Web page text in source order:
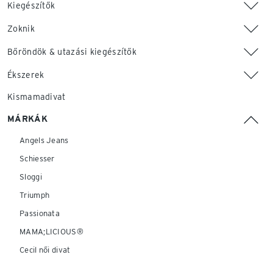
Kiegészítők
Zoknik
Bőröndök & utazási kiegészítők
Ékszerek
Kismamadivat
MÁRKÁK
Angels Jeans
Schiesser
Sloggi
Triumph
Passionata
MAMA;LICIOUS®
Cecil női divat